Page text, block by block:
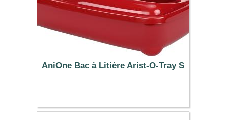
AniOne Bac à Litière Arist-O-Tray S
19.99 €